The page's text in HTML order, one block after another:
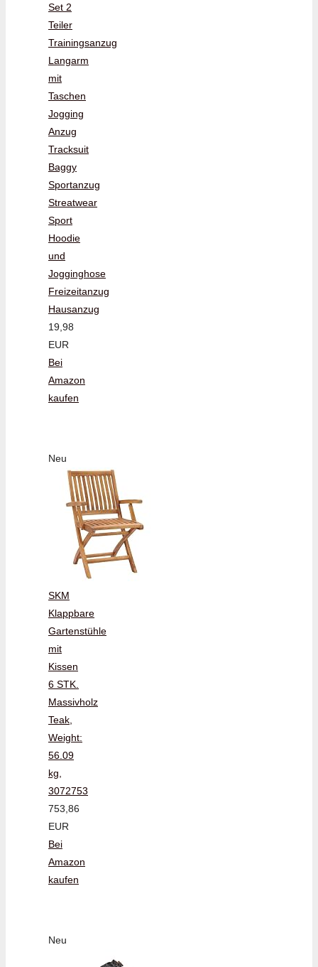
Set 2
Teiler
Trainingsanzug
Langarm
mit
Taschen
Jogging
Anzug
Tracksuit
Baggy
Sportanzug
Streatwear
Sport
Hoodie
und
Jogginghose
Freizeitanzug
Hausanzug
19,98
EUR
Bei
Amazon
kaufen
Neu
SKM
Klappbare
Gartenstühle
mit
Kissen
6 STK.
Massivholz
Teak,
Weight:
56.09
kg,
3072753
753,86
EUR
Bei
Amazon
kaufen
Neu